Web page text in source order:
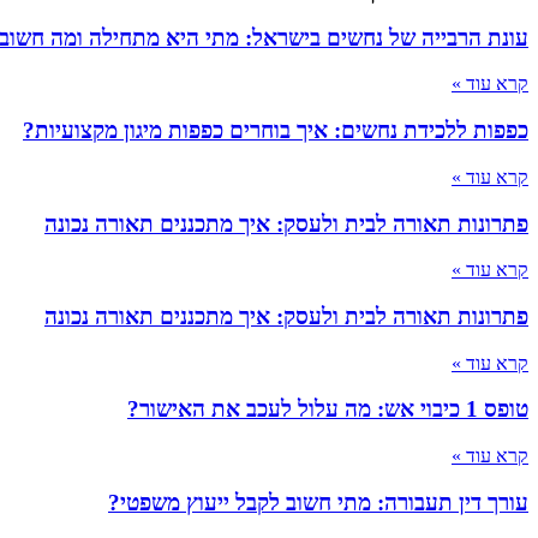
עונת הרבייה של נחשים בישראל: מתי היא מתחילה ומה
קרא עוד »
כפפות ללכידת נחשים: איך בוחרים כפפות מיגון מקצועיות?
קרא עוד »
פתרונות תאורה לבית ולעסק: איך מתכננים תאורה נכונה
קרא עוד »
פתרונות תאורה לבית ולעסק: איך מתכננים תאורה נכונה
קרא עוד »
טופס 1 כיבוי אש: מה עלול לעכב את האישור?
קרא עוד »
עורך דין תעבורה: מתי חשוב לקבל ייעוץ משפטי?